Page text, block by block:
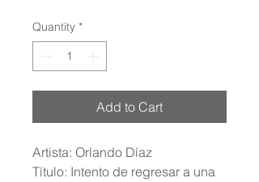
Quantity *
Add to Cart
Artista: Orlando Díaz
Título: Intento de regresar a una